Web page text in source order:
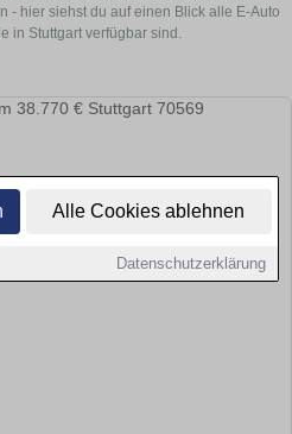
Alle Cookies ablehnen
Datenschutzerklärung
- hier siehst du auf einen Blick alle E-Auto
in Stuttgart verfügbar sind.